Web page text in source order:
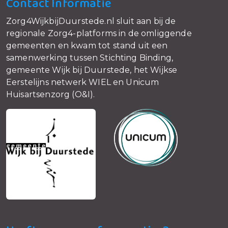
Zorg4WijkbijDuurstede.nl sluit aan bij de
regionale Zorg4-platforms in de omliggende
gemeenten en kwam tot stand uit een
samenwerking tussen Stichting Binding,
gemeente Wijk bij Duurstede, het Wijkse
Eerstelijns netwerk WIEL en Unicum
Huisartsenzorg (O&I).